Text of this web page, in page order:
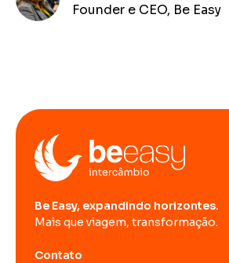
Founder e CEO, Be Easy
Be Easy, expandindo horizontes.
Mais que viagem, transformação.
Contato